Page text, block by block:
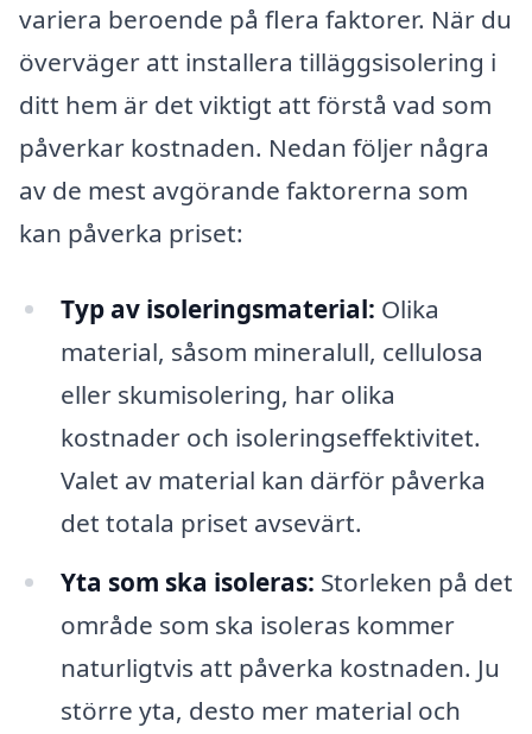
variera beroende på flera faktorer. När du
överväger att installera tilläggsisolering i
ditt hem är det viktigt att förstå vad som
påverkar kostnaden. Nedan följer några
av de mest avgörande faktorerna som
kan påverka priset:
Typ av isoleringsmaterial: Olika
material, såsom mineralull, cellulosa
eller skumisolering, har olika
kostnader och isoleringseffektivitet.
Valet av material kan därför påverka
det totala priset avsevärt.
Yta som ska isoleras: Storleken på det
område som ska isoleras kommer
naturligtvis att påverka kostnaden. Ju
större yta, desto mer material och